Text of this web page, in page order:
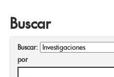
Buscar
Buscar:
por